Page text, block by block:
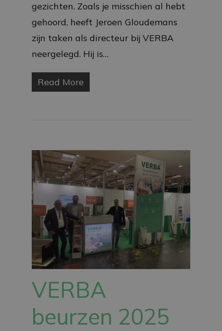
gezichten. Zoals je misschien al hebt
gehoord, heeft Jeroen Gloudemans
zijn taken als directeur bij VERBA
neergelegd. Hij is…
Read More
VERBA
beurzen 2025